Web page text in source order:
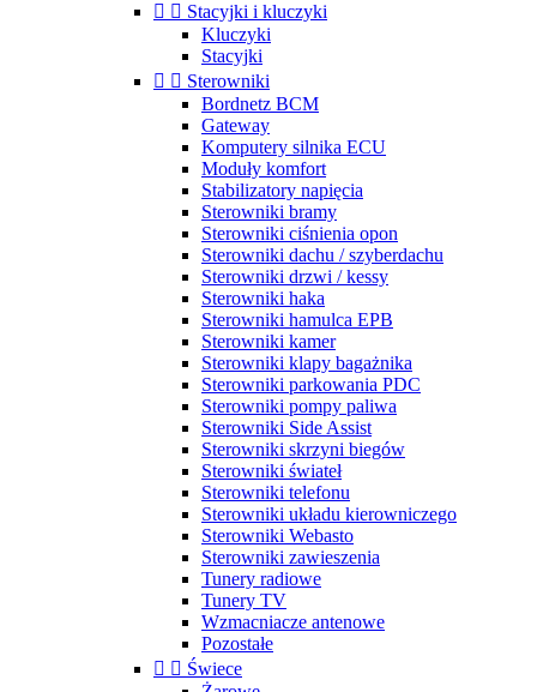
  Stacyjki i kluczyki
Kluczyki
Stacyjki
  Sterowniki
Bordnetz BCM
Gateway
Komputery silnika ECU
Moduły komfort
Stabilizatory napięcia
Sterowniki bramy
Sterowniki ciśnienia opon
Sterowniki dachu / szyberdachu
Sterowniki drzwi / kessy
Sterowniki haka
Sterowniki hamulca EPB
Sterowniki kamer
Sterowniki klapy bagażnika
Sterowniki parkowania PDC
Sterowniki pompy paliwa
Sterowniki Side Assist
Sterowniki skrzyni biegów
Sterowniki świateł
Sterowniki telefonu
Sterowniki układu kierowniczego
Sterowniki Webasto
Sterowniki zawieszenia
Tunery radiowe
Tunery TV
Wzmacniacze antenowe
Pozostałe
  Świece